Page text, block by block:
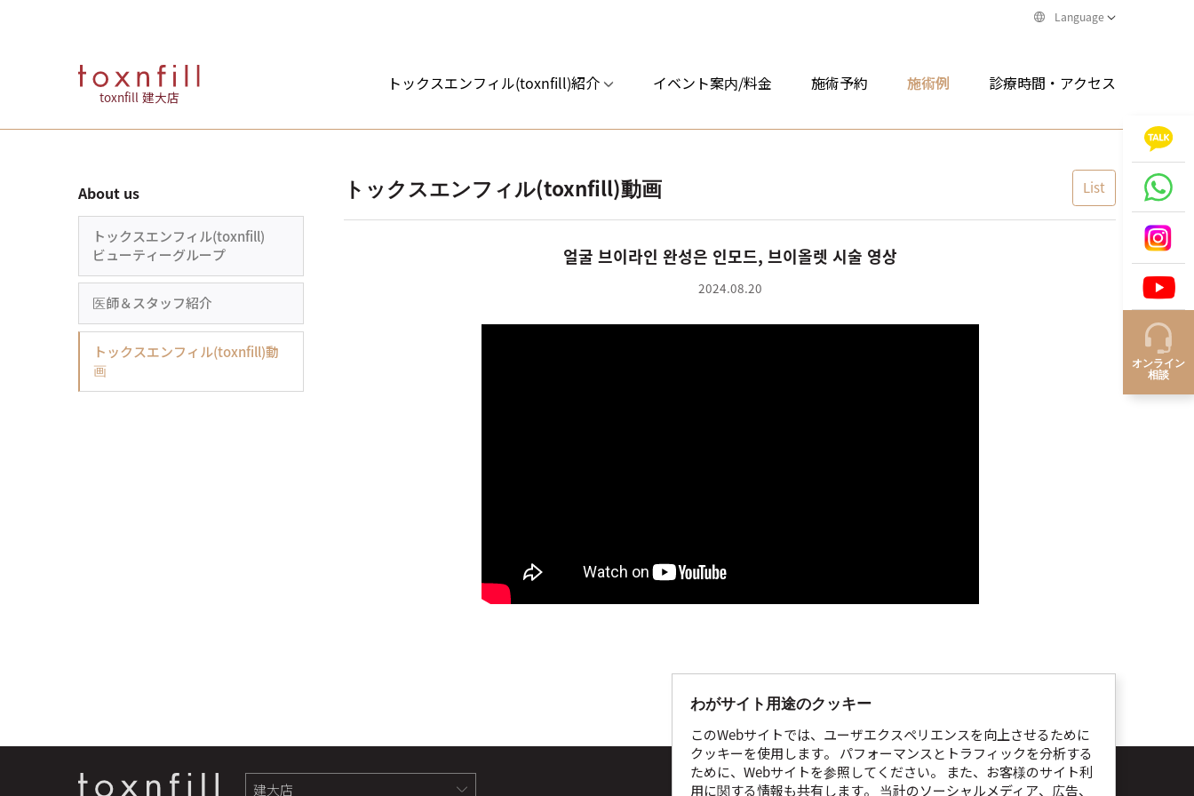
Language
toxnfill 建大店
トックスエンフィル(toxnfill)紹介 イベント案内/料金 施術予約 施術例 診療時間・アクセス
About us
トックスエンフィル(toxnfill)
ビューティーグループ
医師＆スタッフ紹介
トックスエンフィル(toxnfill)動
画
トックスエンフィル(toxnfill)動画 List
얼굴 브이라인 완성은 인모드, 브이올렛 시술 영상
2024.08.20
サイト利用規約 個人情報処理指針 Cookie通知
オンライン
相談
わがサイト用途のクッキー
このWebサイトでは、ユーザエクスペリエンスを向上させるために
クッキーを使用します。 パフォーマンスとトラフィックを分析する
ために、Webサイトを参照してください。 また、お客様のサイト利
用に関する情報も共有します。 当社のソーシャルメディア、広告、